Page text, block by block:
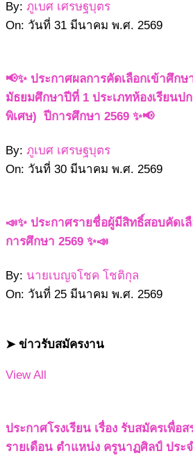
By: ภูเบศ เศรษฐบุตร
On: วันที่ 31 มีนาคม พ.ศ. 2569
📢✨ ประกาศผลการคัดเลือกเข้าศึก
มัธยมศึกษาปีที่ 1 ประเภทห้องเรียนป
พิเศษ) ปีการศึกษา 2569 ✨📢
By: ภูเบศ เศรษฐบุตร
On: วันที่ 30 มีนาคม พ.ศ. 2569
📣✨ ประกาศรายชื่อผู้มีสิทธิ์สอบคัดเ
การศึกษา 2569 ✨📣
By: นายเบญจโชค โชติกุล
On: วันที่ 25 มีนาคม พ.ศ. 2569
➤ ข่าวรับสมัครงาน
View All
ประกาศโรงเรียน เรื่อง รับสมัครเพื่อ
รายเดือน ตำแหน่ง ครูนาฏศิลป์ ประ